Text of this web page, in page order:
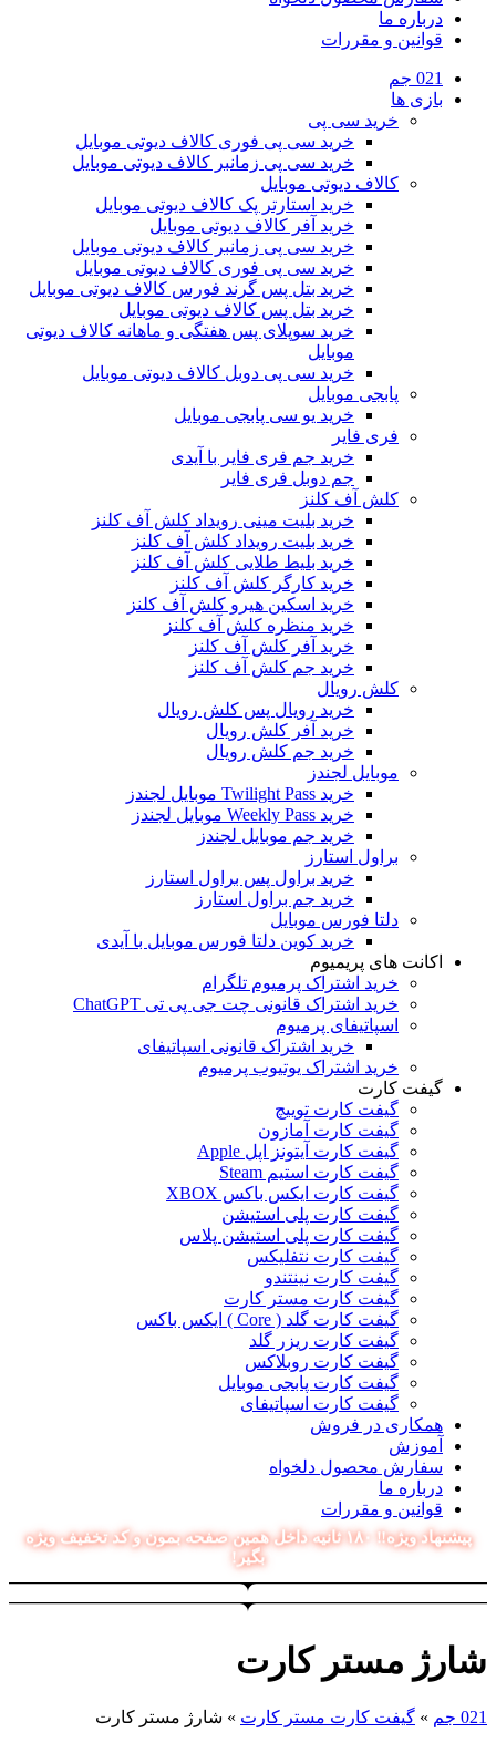
درباره ما
قوانین و مقررات
021 جم
بازی ها
خرید سی پی
خرید سی پی فوری کالاف دیوتی موبایل
خرید سی پی زمانبر کالاف دیوتی موبایل
کالاف دیوتی موبایل
خرید استارتر پک کالاف دیوتی موبایل
خرید آفر کالاف دیوتی موبایل
خرید سی پی زمانبر کالاف دیوتی موبایل
خرید سی پی فوری کالاف دیوتی موبایل
خرید بتل پس گرند فورس کالاف دیوتی موبایل
خرید بتل پس کالاف دیوتی موبایل
خرید سوپلای پس هفتگی و ماهانه کالاف دیوتی
موبایل
خرید سی پی دوبل کالاف دیوتی موبایل
پابجی موبایل
خرید یو سی پابجی موبایل
فری فایر
خرید جم فری فایر با آیدی
جم دوبل فری فایر
کلش آف کلنز
خرید بلیت مینی رویداد کلش آف کلنز
خرید بلیت رویداد کلش آف کلنز
خرید بلیط طلایی کلش آف کلنز
خرید کارگر کلش آف کلنز
خرید اسکین هیرو کلش آف کلنز
خرید منظره کلش آف کلنز
خرید آفر کلش آف کلنز
خرید جم کلش آف کلنز
کلش رویال
خرید رویال پس کلش رویال
خرید آفر کلش رویال
خرید جم کلش رویال
موبایل لجندز
خرید Twilight Pass موبایل لجندز
خرید Weekly Pass موبایل لجندز
خرید جم موبایل لجندز
براول استارز
خرید براول پس براول استارز
خرید جم براول استارز
دلتا فورس موبایل
خرید کوین دلتا فورس موبایل با آیدی
اکانت های پریمیوم
خرید اشتراک پرمیوم تلگرام
خرید اشتراک قانونی چت جی پی تی ChatGPT
اسپاتیفای پرمیوم
خرید اشتراک قانونی اسپاتیفای
خرید اشتراک یوتیوب پرمیوم
گیفت کارت
گیفت کارت توییچ
گیفت کارت آمازون
گیفت کارت آیتونز اپل Apple
گیفت کارت استیم Steam
گیفت کارت ایکس باکس XBOX
گیفت کارت پلی استیشن
گیفت کارت پلی استیشن پلاس
گیفت کارت نتفلیکس
گیفت کارت نینتندو
گیفت کارت مستر کارت
گیفت کارت گلد ( Core ) ایکس باکس
گیفت کارت ریزر گلد
گیفت کارت روبلاکس
گیفت کارت پابجی موبایل
گیفت کارت اسپاتیفای
همکاری در فروش
آموزش
سفارش محصول دلخواه
درباره ما
قوانین و مقررات
پیشنهاد ویژه‼️ ۱۸۰ ثانیه داخل همین صفحه بمون و کد تخفیف ویژه
بگیر!
شارژ مستر کارت
021 جم » گیفت کارت مستر کارت » شارژ مستر کارت